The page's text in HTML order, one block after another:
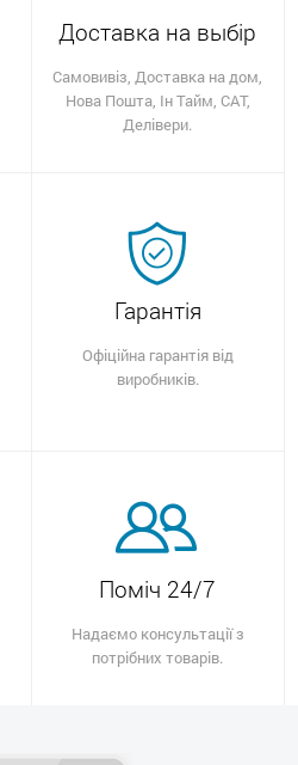
Доставка на выбір
Самовивіз, Доставка на дом,
Нова Пошта, Ін Тайм, САТ,
Делівери.
Гарантія
Офіційна гарантія від
виробників.
Поміч 24/7
Надаємо консультації з
потрібних товарів.